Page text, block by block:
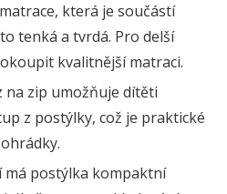
která je součástí
tenká a tvrdá. Pro delší
kvalitnější matraci.
na zip umožňuje dítěti
z postýlky, což je praktické
má postýlka kompaktní